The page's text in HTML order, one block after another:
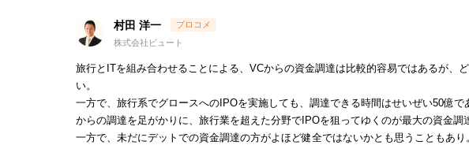
村田 洋一
株式会社ビュート
旅行とITを組み合わせることによる、VCからの資金調達は比較的容易ではあるが、
い。
一方で、旅行系でグロースへのIPOを実施しても、調達できる時間はせいぜい50億
からの調達を足がかりに、旅行業を超えた分野でIPOを狙ってゆくのが最大の資金調
一方で、未だにデットでの資金調達の方がよほど健全ではないかとも思うこともあり